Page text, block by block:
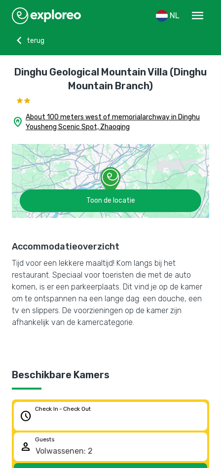
NL
menu
chevron_left
terug
Dinghu Geological Mountain Villa (Dinghu
Mountain Branch)
home_pin About 100 meters west of memorialarchway in Dinghu
Yousheng Scenic Spot, Zhaoqing
Toon de locatie
Accommodatieoverzicht
Tijd voor een lekkere maaltijd! Kom langs bij het
restaurant. Speciaal voor toeristen die met de auto
komen, is er een parkeerplaats. Dit vind je op de kamer
om te ontspannen na een lange dag: een douche, een
tv en slippers. De voorzieningen op de kamer zijn
afhankelijk van de kamercategorie.
Beschikbare Kamers
schedule
Check In - Check Out
person
Guests